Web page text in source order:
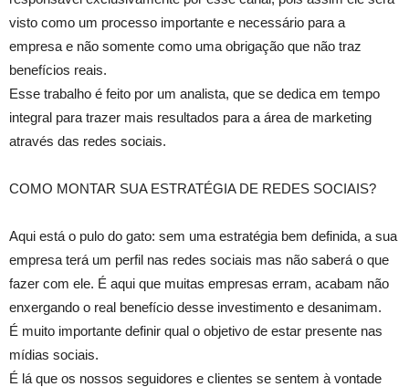
visto como um processo importante e necessário para a
empresa e não somente como uma obrigação que não traz
benefícios reais.
Esse trabalho é feito por um analista, que se dedica em tempo
integral para trazer mais resultados para a área de marketing
através das redes sociais.
COMO MONTAR SUA ESTRATÉGIA DE REDES SOCIAIS?
Aqui está o pulo do gato: sem uma estratégia bem definida, a sua
empresa terá um perfil nas redes sociais mas não saberá o que
fazer com ele. É aqui que muitas empresas erram, acabam não
enxergando o real benefício desse investimento e desanimam.
É muito importante definir qual o objetivo de estar presente nas
mídias sociais.
É lá que os nossos seguidores e clientes se sentem à vontade